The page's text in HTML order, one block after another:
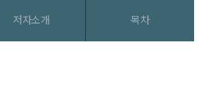
저자소개 목차